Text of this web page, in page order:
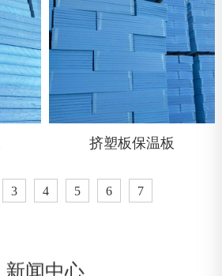
挤塑板保温板
3 4 5 6
7
新闻中心